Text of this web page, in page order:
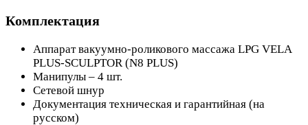
Комплектация
Аппарат вакуумно-роликового массажа LPG VELA
PLUS-SCULPTOR (N8 PLUS)
Манипулы – 4 шт.
Сетевой шнур
Документация техническая и гарантийная (на
русском)